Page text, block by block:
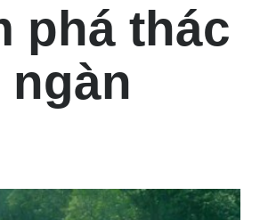
phá thác